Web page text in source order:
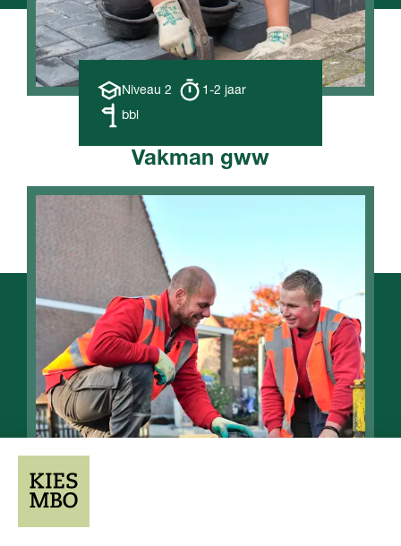
Opleiding
Niveau 2
Opleiding
duur
1-2 jaar
Leerweg
bbl
Vakman gww